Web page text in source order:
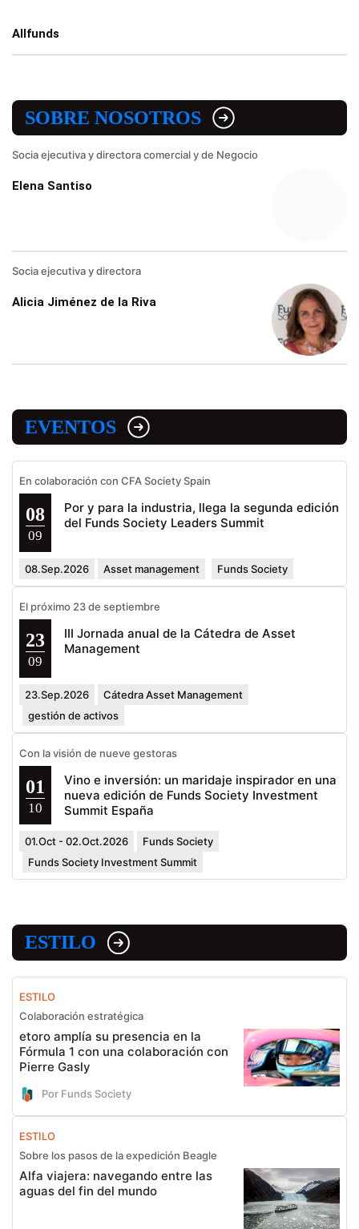
Allfunds
SOBRE NOSOTROS
Socia ejecutiva y directora comercial y de Negocio
Elena Santiso
Socia ejecutiva y directora
Alicia Jiménez de la Riva
EVENTOS
En colaboración con CFA Society Spain
08
09
Por y para la industria, llega la segunda edición
del Funds Society Leaders Summit
08.Sep.2026 Asset management Funds Society
El próximo 23 de septiembre
23
09
III Jornada anual de la Cátedra de Asset
Management
23.Sep.2026
Cátedra Asset Management
gestión de activos
Con la visión de nueve gestoras
01
10
Vino e inversión: un maridaje inspirador en una
nueva edición de Funds Society Investment
Summit España
01.Oct - 02.Oct.2026
Funds Society
Funds Society Investment Summit
ESTILO
ESTILO
Colaboración estratégica
etoro amplía su presencia en la
Fórmula 1 con una colaboración con
Pierre Gasly
Por Funds Society
ESTILO
Sobre los pasos de la expedición Beagle
Alfa viajera: navegando entre las
aguas del fin del mundo